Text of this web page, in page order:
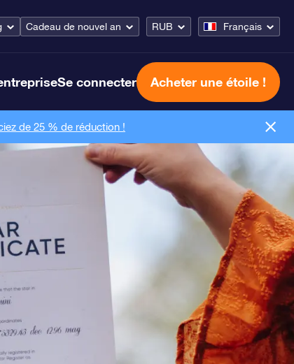
Cadeau de nouvel an RUB Français
Se connecter Acheter une étoile !
de 25 % de réduction !